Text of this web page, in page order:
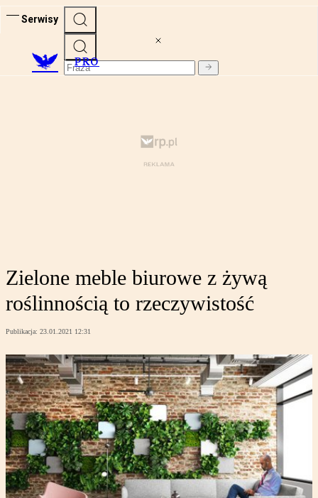
Serwisy
PRO
Zielone meble biurowe z żywą
roślinnością to rzeczywistość
Publikacja: 23.01.2021 12:31